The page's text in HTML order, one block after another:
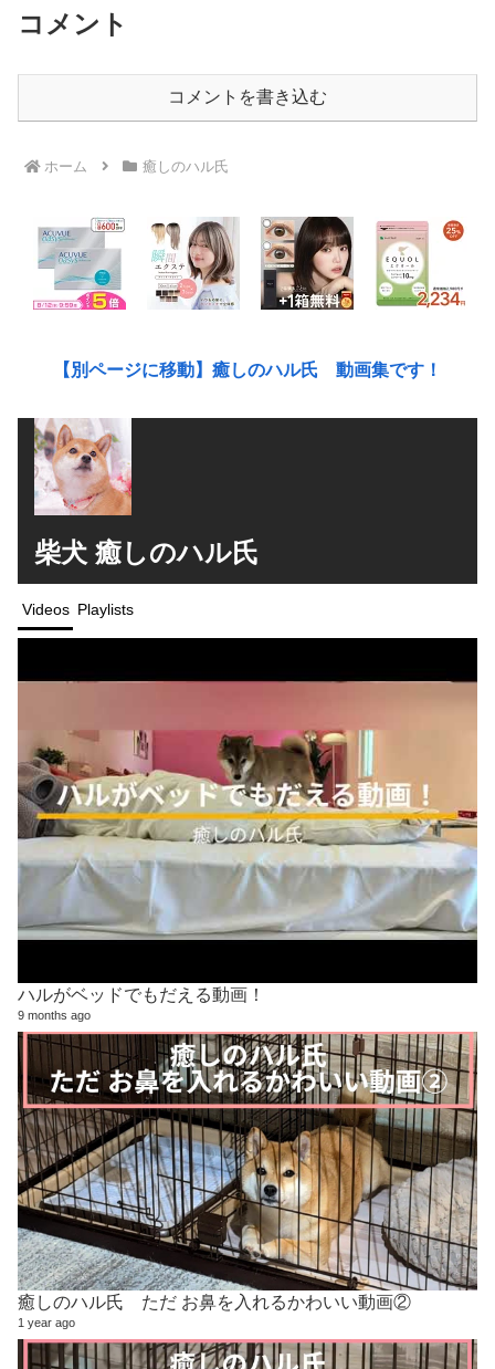
コメント
コメントを書き込む
ホーム 癒しのハル氏
【別ページに移動】癒しのハル氏 動画集です！
柴犬 癒しのハル氏
Videos Playlists
ハルがベッドでもだえる動画！
9 months ago
癒しのハル氏 ただ お鼻を入れるかわいい動画②
1 year ago